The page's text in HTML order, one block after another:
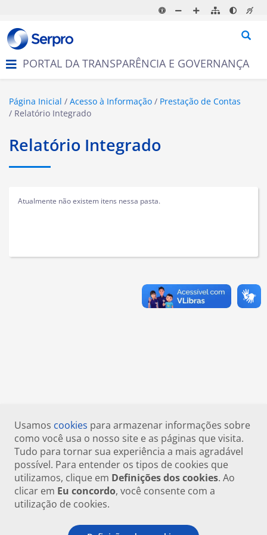
PORTAL DA TRANSPARÊNCIA E GOVERNANÇA
Página Inicial Acesso à Informação
Prestação de Contas
Relatório Integrado
Relatório Integrado
Atualmente não existem itens nessa pasta.
Usamos cookies para armazenar informações sobre
como você usa o nosso site e as páginas que visita.
Tudo para tornar sua experiência a mais agradável
possível. Para entender os tipos de cookies que
utilizamos, clique em Definições dos cookies. Ao
clicar em Eu concordo, você consente com a
utilização de cookies.